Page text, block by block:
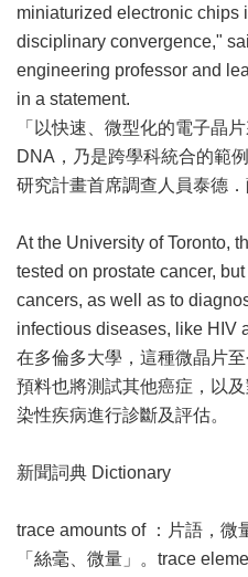
miniaturized electronic chips
disciplinary convergence,"
engineering professor and
in a statement.
「以快速、微型化的電子晶
DNA，乃是跨學科統合的範
研究計畫首席調查人員泰德
At the University of Toronto,
tested on prostate cancer,
cancers, as well as to
infectious diseases, like HIV
在多倫多大學，這種微晶片
預料也將測試其他癌症，以
染性疾病進行診斷及評估。
新聞詞典 Dictionary
trace amounts of ：片語，微
「絲毫、微量」。trace